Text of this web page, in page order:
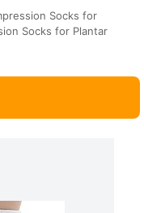
Socks for
Socks for Plantar